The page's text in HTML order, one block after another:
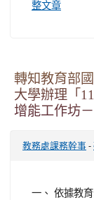
整文章
轉知教育部
大學辦理「
增能工作坊
教務處課務幹事 -
一、 依據教